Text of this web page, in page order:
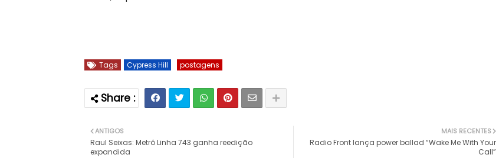
Tags Cypress Hill postagens
MAIS RECENTES
Radio Front lança power ballad “Wake Me With Your
Call”
ANTIGOS
Raul Seixas: Metrô Linha 743 ganha reedição
expandida